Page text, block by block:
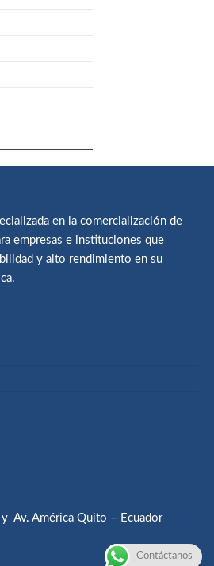
en la comercialización de
empresas e instituciones que
y alto rendimiento en su
Av. América Quito – Ecuador
Contáctanos